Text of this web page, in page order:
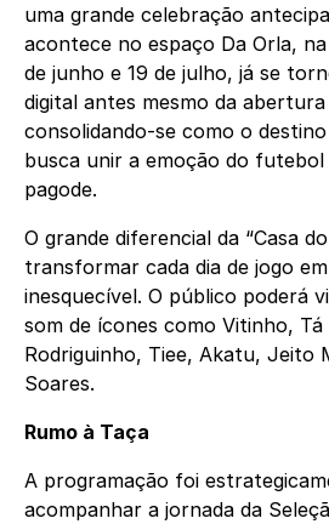
uma grande celebração
acontece no espaço Da Orla,
de junho e 19 de julho, já se
digital antes mesmo da
consolidando-se como o
busca unir a emoção do futebol
pagode.
O grande diferencial da “Casa
transformar cada dia de jogo
inesquecível. O público poderá
som de ícones como Vitinho,
Rodriguinho, Tiee, Akatu, Jeito
Soares.
Rumo à Taça
A programação foi
acompanhar a jornada da